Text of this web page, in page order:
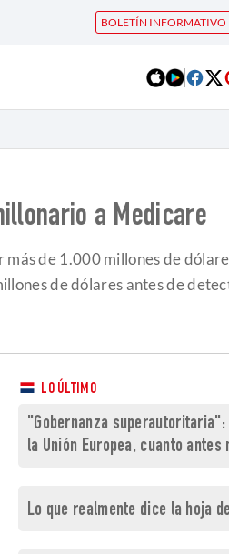
BOLETÍN INFORMATIVO
a Medicare
de 1.000 millones de
de dólares antes de
LO ÚLTIMO
"Gobernanza superautoritaria":
la Unión Europea, cuanto antes
Lo que realmente dice la hoja